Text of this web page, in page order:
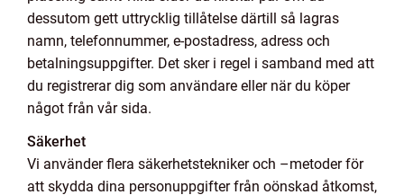
dessutom gett uttrycklig tillåtelse därtill så lagras
namn, telefonnummer, e-postadress, adress och
betalningsuppgifter. Det sker i regel i samband med att
du registrerar dig som användare eller när du köper
något från vår sida.
Säkerhet
Vi använder flera säkerhetstekniker och –metoder för
att skydda dina personuppgifter från oönskad åtkomst,